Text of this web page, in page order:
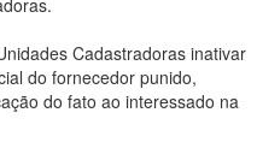
Cadastradoras inativar
do fornecedor punido,
do fato ao interessado na